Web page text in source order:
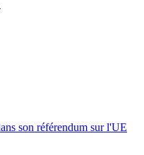
son référendum sur l'UE